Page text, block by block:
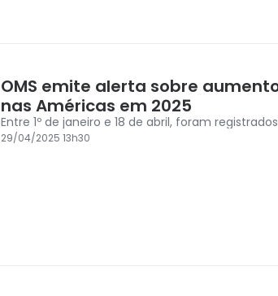
OMS emite alerta sobre
nas Américas em 2025
Entre 1º de janeiro e 18 de abril, foram
29/04/2025 13h30